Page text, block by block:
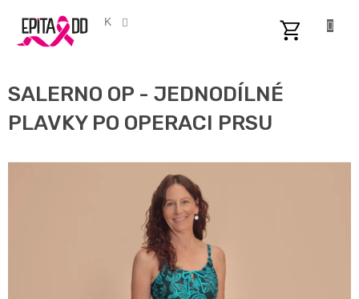
obsah
CZK
SALERNO OP - JEDNODÍLNÉ
PLAVKY PO OPERACI PRSU